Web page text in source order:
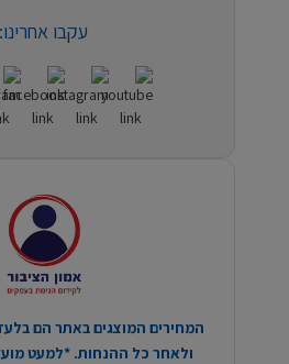
עקבו אחרינו:
המחירים המוצגים באתר הם
ולאחר כל ההנחות. *למעט